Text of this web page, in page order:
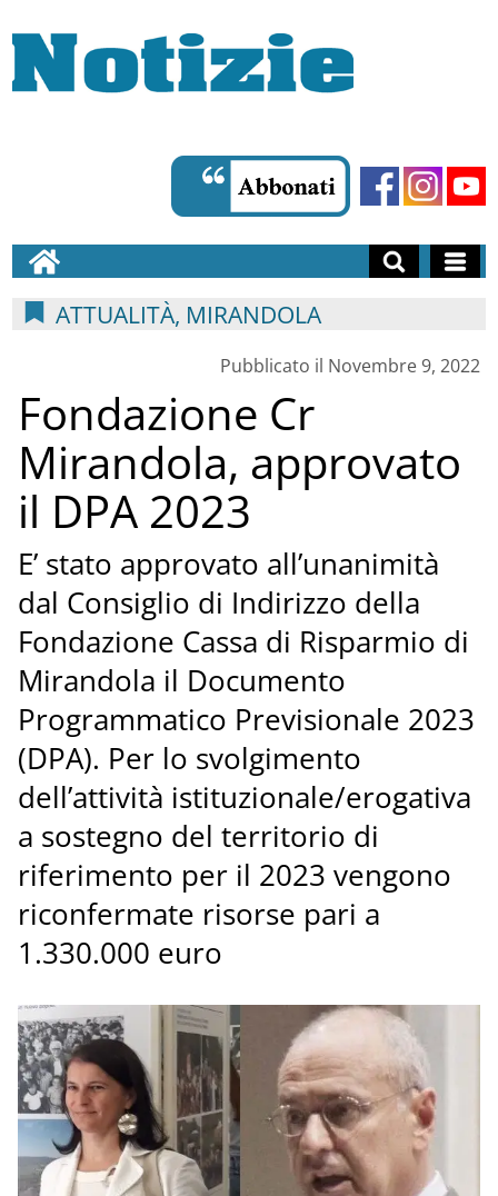
ATTUALITÀ, MIRANDOLA
Pubblicato il Novembre 9, 2022
Fondazione Cr
Mirandola, approvato
il DPA 2023
E’ stato approvato all’unanimità
dal Consiglio di Indirizzo della
Fondazione Cassa di Risparmio di
Mirandola il Documento
Programmatico Previsionale 2023
(DPA). Per lo svolgimento
dell’attività istituzionale/erogativa
a sostegno del territorio di
riferimento per il 2023 vengono
riconfermate risorse pari a
1.330.000 euro